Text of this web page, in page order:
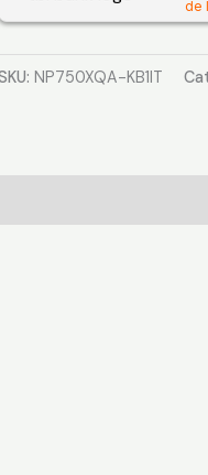
de
NP750XQA-KB1IT